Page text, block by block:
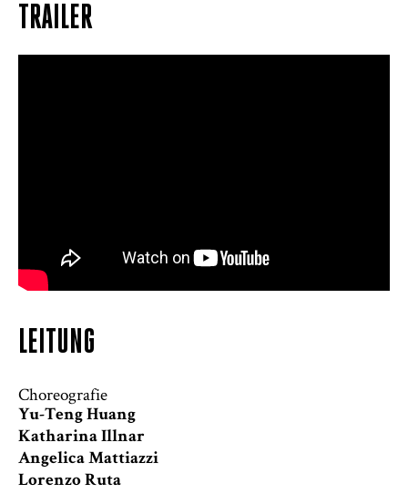
TRAILER
LEITUNG
Choreografie
Yu-Teng Huang
Katharina Illnar
Angelica Mattiazzi
Lorenzo Ruta